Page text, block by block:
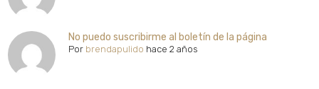
No puedo suscribirme al boletín de la página
Por brendapulido hace 2 años